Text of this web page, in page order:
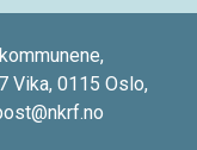
Vika, 0115 Oslo,